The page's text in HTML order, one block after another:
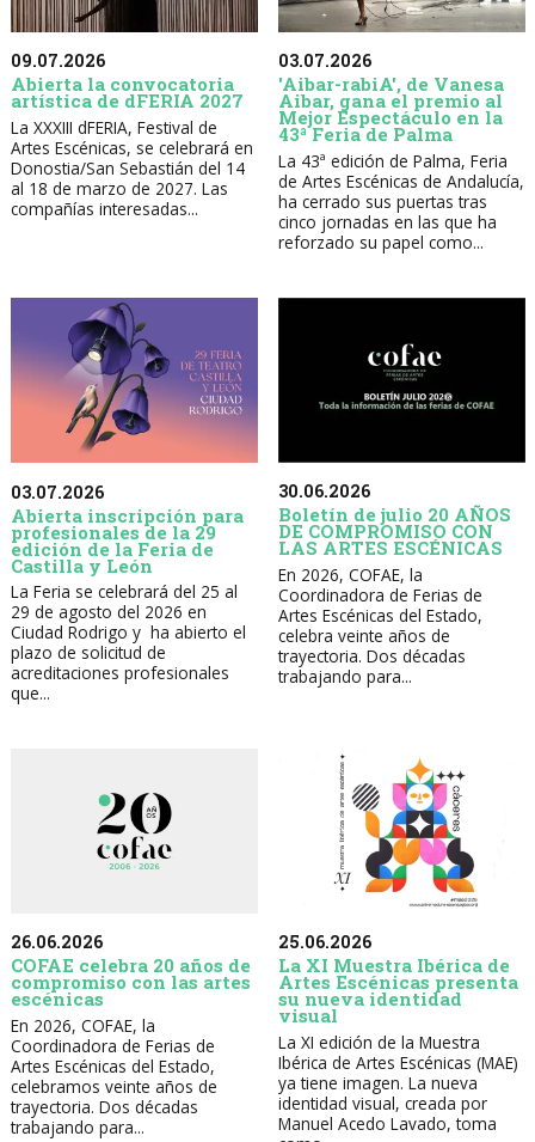
09.07.2026
Abierta la convocatoria
artística de dFERIA 2027
La XXXIII dFERIA, Festival de
Artes Escénicas, se celebrará en
Donostia/San Sebastián del 14
al 18 de marzo de 2027. Las
compañías interesadas...
03.07.2026
'Aibar-rabiA', de Vanesa
Aibar, gana el premio al
Mejor Espectáculo en la
43ª Feria de Palma
La 43ª edición de Palma, Feria
de Artes Escénicas de Andalucía,
ha cerrado sus puertas tras
cinco jornadas en las que ha
reforzado su papel como...
03.07.2026
Abierta inscripción para
profesionales de la 29
edición de la Feria de
Castilla y León
La Feria se celebrará del 25 al
29 de agosto del 2026 en
Ciudad Rodrigo y ha abierto el
plazo de solicitud de
acreditaciones profesionales
que...
30.06.2026
Boletín de julio 20 AÑOS
DE COMPROMISO CON
LAS ARTES ESCÉNICAS
En 2026, COFAE, la
Coordinadora de Ferias de
Artes Escénicas del Estado,
celebra veinte años de
trayectoria. Dos décadas
trabajando para...
26.06.2026
COFAE celebra 20 años de
compromiso con las artes
escénicas
En 2026, COFAE, la
Coordinadora de Ferias de
Artes Escénicas del Estado,
celebramos veinte años de
trayectoria. Dos décadas
trabajando para...
25.06.2026
La XI Muestra Ibérica de
Artes Escénicas presenta
su nueva identidad
visual
La XI edición de la Muestra
Ibérica de Artes Escénicas (MAE)
ya tiene imagen. La nueva
identidad visual, creada por
Manuel Acedo Lavado, toma